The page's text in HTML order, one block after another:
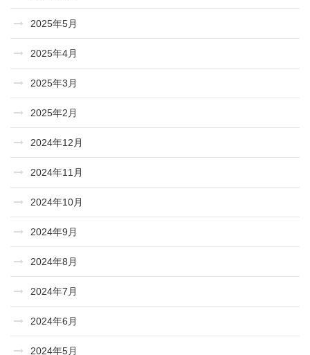
2025年5月
2025年4月
2025年3月
2025年2月
2024年12月
2024年11月
2024年10月
2024年9月
2024年8月
2024年7月
2024年6月
2024年5月